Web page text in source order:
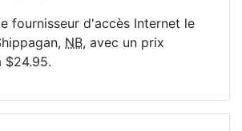
fournisseur d'accès Internet le
NB, avec un prix
$24.95.